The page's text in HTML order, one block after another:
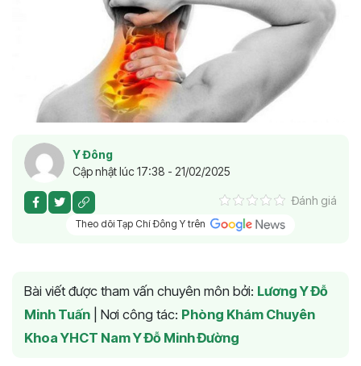
Y Đông
Cập nhật lúc 17:38 - 21/02/2025
Đánh giá
Theo dõi Tạp Chí Đông Y trên
Bài viết được tham vấn chuyên môn bởi: Lương Y Đỗ
Minh Tuấn
Nơi công tác: Phòng Khám Chuyên
Khoa YHCT Nam Y Đỗ Minh Đường